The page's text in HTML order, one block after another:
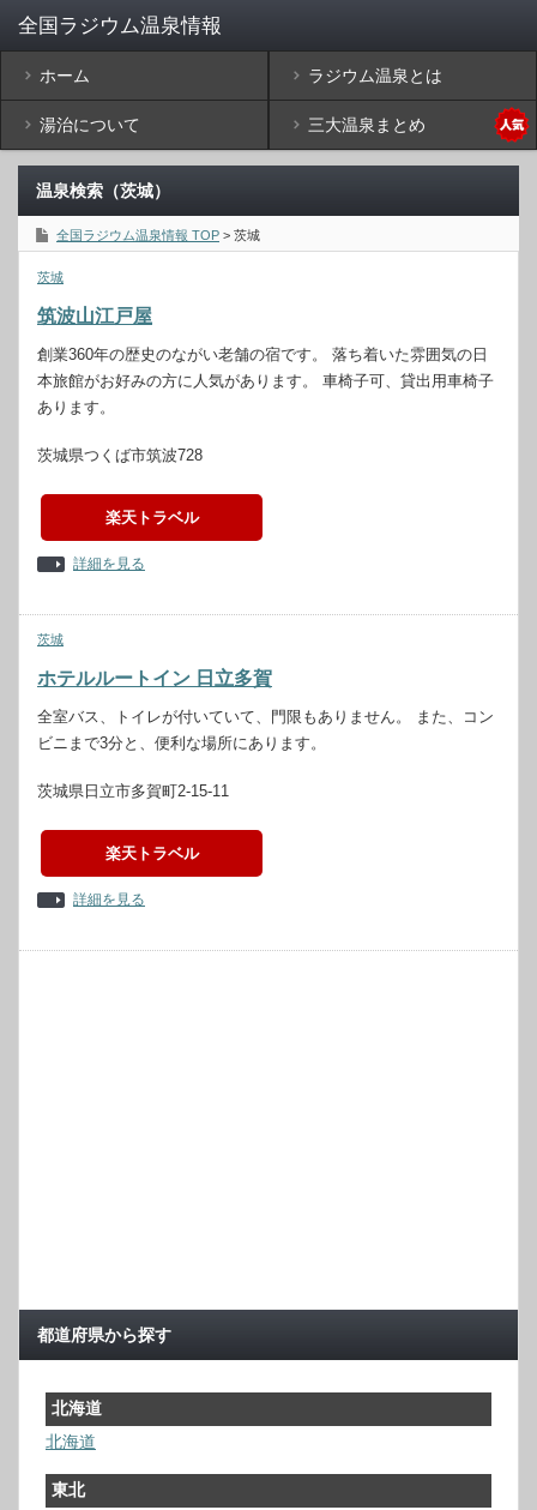
ホーム ラジウム温泉とは
湯治について 三大温泉まとめ
温泉検索（茨城）
全国ラジウム温泉情報 TOP > 茨城
茨城
筑波山江戸屋
創業360年の歴史のながい老舗の宿です。 落ち着いた雰囲気の日
本旅館がお好みの方に人気があります。 車椅子可、貸出用車椅子
あります。
茨城県つくば市筑波728
楽天トラベル
詳細を見る
茨城
ホテルルートイン 日立多賀
全室バス、トイレが付いていて、門限もありません。 また、コン
ビニまで3分と、便利な場所にあります。
茨城県日立市多賀町2-15-11
楽天トラベル
詳細を見る
都道府県から探す
北海道
北海道
東北